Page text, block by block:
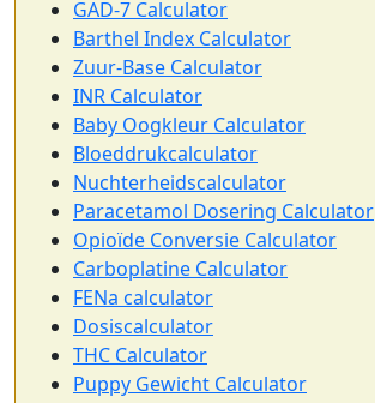
GAD-7 Calculator
Barthel Index Calculator
Zuur-Base Calculator
INR Calculator
Baby Oogkleur Calculator
Bloeddrukcalculator
Nuchterheidscalculator
Paracetamol Dosering Calculator
Opioïde Conversie Calculator
Carboplatine Calculator
FENa calculator
Dosiscalculator
THC Calculator
Puppy Gewicht Calculator